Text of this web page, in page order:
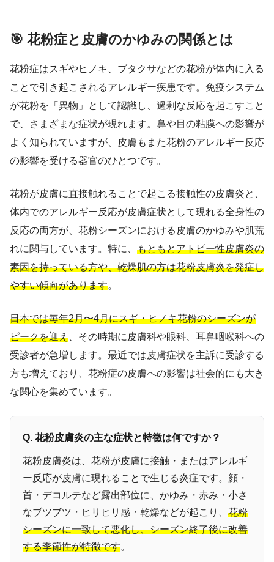
🎯 花粉症と皮膚のかゆみの関係とは
花粉症はスギやヒノキ、ブタクサなどの花粉が体内に入る
ことで引き起こされるアレルギー疾患です。免疫システム
が花粉を「異物」として認識し、過剰な反応を起こすこと
で、さまざまな症状が現れます。鼻や目の粘膜への影響が
よく知られていますが、皮膚もまた花粉のアレルギー反応
の影響を受ける器官のひとつです。
花粉が皮膚に直接触れることで起こる接触性の皮膚炎と、
体内でのアレルギー反応が皮膚症状として現れる全身性の
反応の両方が、花粉シーズンにおける皮膚のかゆみや肌荒
れに関与しています。特に、 もともとアトピー性皮膚炎の
素因を持っている方や、乾燥肌の方は花粉皮膚炎を発症し
やすい傾向があります。
日本では毎年2月〜4月にスギ・ヒノキ花粉のシーズンが
ピークを迎え 、その時期に皮膚科や眼科、耳鼻咽喉科への
受診者が急増します。最近では皮膚症状を主訴に受診する
方も増えており、花粉症の皮膚への影響は社会的にも大き
な関心を集めています。
Q. 花粉皮膚炎の主な症状と特徴は何ですか？
花粉皮膚炎は、花粉が皮膚に接触・またはアレルギ
ー反応が皮膚に現れることで生じる炎症です。顔・
首・デコルテなど露出部位に、かゆみ・赤み・小さ
なブツブツ・ヒリヒリ感・乾燥などが起こり、 花粉
シーズンに一致して悪化し、シーズン終了後に改善
する季節性が特徴です。